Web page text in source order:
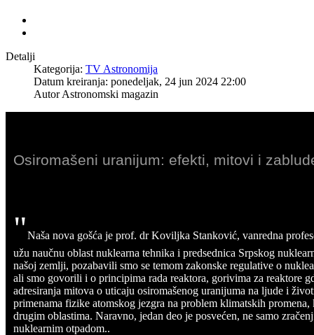
Detalji
Kategorija: TV Astronomija
Datum kreiranja: ponedeljak, 24 jun 2024 22:00
AutorAstronomski magazin
Osiromašeni uranijum: efekti, mitovi i
"Naša nova gošća je prof. dr Koviljka Stanković, vanredna
užu naučnu oblast nuklearna tehnika i predsednica Srpskog
našoj zemlji, pozabavili smo se temom zakonske regulative o
ali smo govorili i o principima rada reaktora, gorivima za reaktore
adresiranja mitova o uticaju osiromašenog uranijuma na ljude i
primenama fizike atomskog jezgra na problem klimatskih
drugim oblastima. Naravno, jedan deo je posvećen, ne samo
nuklearnim otpadom..